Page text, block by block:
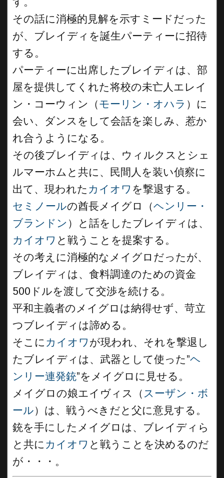
その話に消極的見解を示すミードだった
が、ブレイディを誕生パーティーに招待
する。
パーティーに出席したブレイディは、部
屋を提供してくれた将校の未亡人エレイ
ン・コーウィン（モーリン・オハラ ）に
会い、ダンスをして会話を楽しみ、惹か
れ合うようになる。
その後ブレイディは、ウィルクスとシェ
ルマーホムと共に、民間人を装い偵察に
出て、現われた カイオワ を撃退する。
セミノールの酋長メイグロ（ヘンリー・
ブランドン ）と話をしたブレイディは、
カイオワ と戦うことを提案する。
その考えに消極的なメイグロだったが、
ブレイディは、食料調達のための資金
500ドルを渡して交渉を続ける。
平和主義者のメイグロは納得せず、苛立
つブレイディは諦める。
そこに カイオワ が現われ、それを撃退し
たブレイディは、武器として使った”ヘ
ンリー連発銃”をメイグロに見せる。
メイグロの娘エイヴィス（ スーザン・ボ
ール）は、戦うべきだと父に意見する。
銃を手にしたメイグロは、ブレイディら
と共に カイオワ と戦うことを決めるのだ
が・・・。